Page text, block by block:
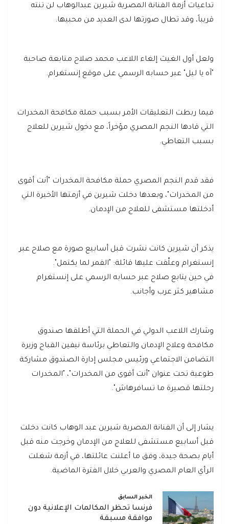
تداعيات أزمة الفنانة المصرية شيرين عبدالوهاب لن تنته
قريباً، وقد تطال صورتها لدى العديد من محبيها.
ولعل أول الغيث إلغاء اللاعب محمد صلاح متابعة صاحبة
"آه يا ليل" عبر حسابه الرسمي على موقع إنستغرام.
فيما ربطت التعليقات الأمر بسبب حملة مكافحة المخدرات
التي قادها النجم المصري مؤخراً، مع دخول شيرين للعلاج
بسبب التعاطي.
فقد قدم النجم المصري حملة مكافحة المخدرات "أنت أقوى
من المخدرات"، وبعدها دخلت شيرين في أزمتها الأخيرة التي
أدخلتها مستشفى للعلاج من الإدمان.
يذكر أن شيرين كانت نشرت قبل أسابيع صورة مع صلاح عبر
إنستغرام وعلّقت عليها قائلة: "القمر لما يكتمل".
في حين يتابع صلاح عبر حسابه الرسمي على إنستغرام
مشاهير كثر عرب وأجانب.
وشارك اللاعب الدولي في الحملة التي أطلقها صندوق
مكافحة وعلاج الإدمان والتعاطي برئاسة نيفين القباج وزيرة
التضامن الاجتماعي ورئيس مجلس إدارة الصندوق مشاركة
طوعية تحت عنوان "أنت أقوى من المخدرات"، "المخدرات
رحلتها قصيرة ما تسافرهاش".
يشار إلى أن الفنانة المصرية شيرين عبد الوهاب كانت دخلت
قبل أسابيع مستشفى للعلاج من الإدمان وخرجت منه قبل
أيام بصحة جيدة، وفق ما أعلنت عائلتها، في أزمة شغلت
الرأي العام المصري والعربي خلال الفترة الماضية.
الخبر السابق
فرنسا تحظر المكالمات الإعلانية دون
موافقة مسبقة